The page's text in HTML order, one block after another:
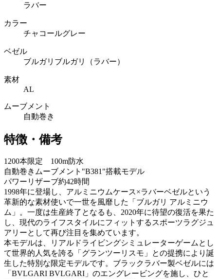
ラバー
カラー
チャコールグレー
ベゼル
ブルガリブルガリ（ラバー）
素材
AL
ムーブメント
自動巻き
特徴・備考
1200本限定 100m防水
自動巻きムーブメント"B381"搭載モデル
パワーリザーブ約42時間
1998年に登場し、アルミニウムケース×ラバーベゼルという
革新的な素材使いで一世を風靡した「ブルガリ アルミニウ
ム」。一度は生産終了となるも、2020年に待望の復活を果た
し、現代のライフスタイルにフィットするスポーツラグジュ
アリーとして再び注目を集めています。
本モデルは、リアルドライビングシミュレーターゲームとし
て世界的人気を誇る「グランツーリスモ」との提携により誕
生した特別な限定モデルです。ブラックラバー製ベゼルには
「BVLGARI BVLGARI」のエングレービングを施し、ひと